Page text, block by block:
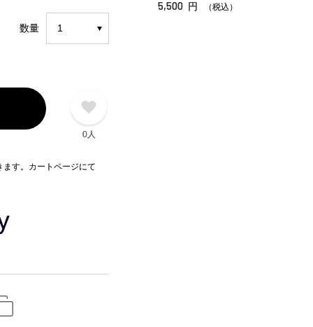
数量
0人
す。カートページにて
5,500 円 （税込）